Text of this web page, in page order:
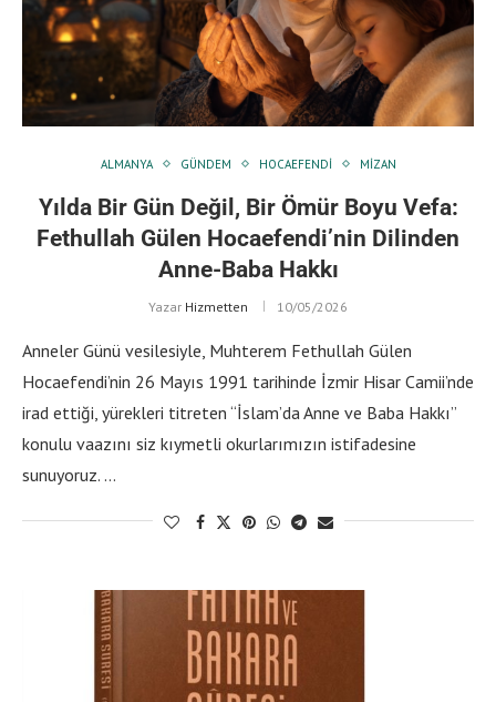
ALMANYA GÜNDEM HOCAEFENDI MIZAN
Yılda Bir Gün Değil, Bir Ömür Boyu Vefa:
Fethullah Gülen Hocaefendi’nin Dilinden
Anne-Baba Hakkı
Yazar Hizmetten 10/05/2026
Anneler Günü vesilesiyle, Muhterem Fethullah Gülen
Hocaefendi’nin 26 Mayıs 1991 tarihinde İzmir Hisar Camii’nde
irad ettiği, yürekleri titreten “İslam’da Anne ve Baba Hakkı”
konulu vaazını siz kıymetli okurlarımızın istifadesine
sunuyoruz. …